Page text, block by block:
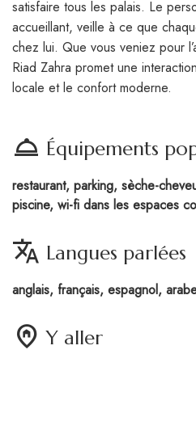
satisfaire tous les palais. Le
accueillant, veille à ce que
chez lui. Que vous veniez pour
Riad Zahra promet une
locale et le confort moderne.
room_service Équipements
restaurant, parking, sèche-
piscine, wi-fi dans les espaces
translate Langues parlées
anglais, français, espagnol,
home_pin Y aller